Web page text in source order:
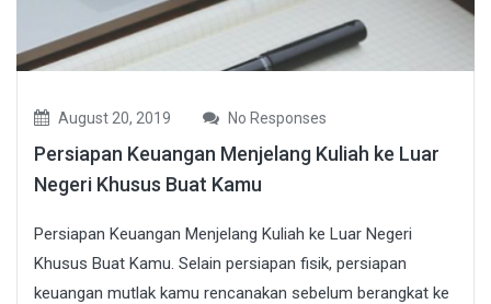
August 20, 2019 No Responses
Persiapan Keuangan Menjelang Kuliah ke Luar
Negeri Khusus Buat Kamu
Persiapan Keuangan Menjelang Kuliah ke Luar Negeri
Khusus Buat Kamu. Selain persiapan fisik, persiapan
keuangan mutlak kamu rencanakan sebelum berangkat ke